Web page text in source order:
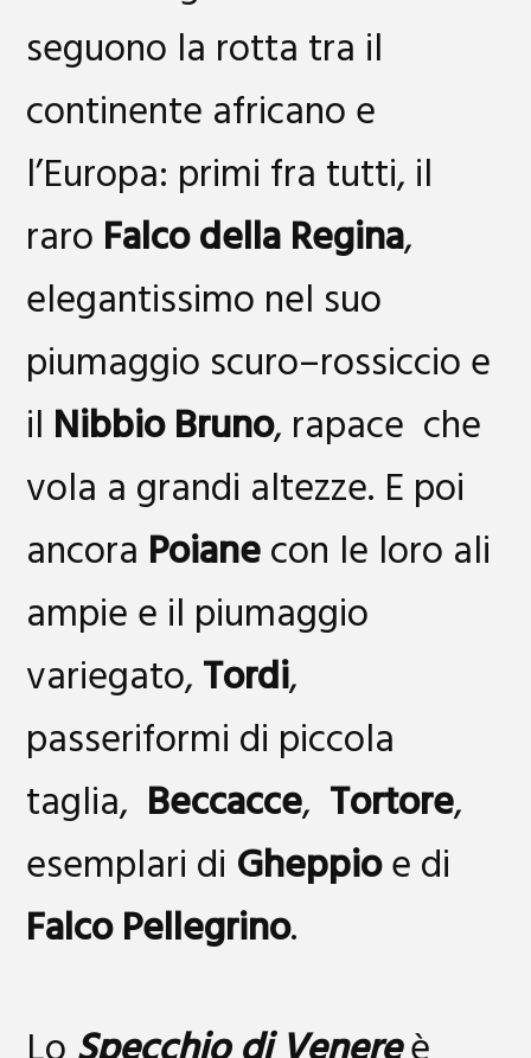
seguono la rotta tra il
continente africano e
l’Europa: primi fra tutti, il
raro Falco della Regina,
elegantissimo nel suo
piumaggio scuro–rossiccio e
il Nibbio Bruno, rapace che
vola a grandi altezze. E poi
ancora Poianecon le loro ali
ampie e il piumaggio
variegato,Tordi,
passeriformi di piccola
taglia, Beccacce, Tortore,
esemplari di Gheppioe di
Falco Pellegrino.